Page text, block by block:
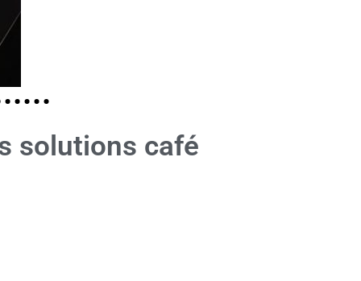
solutions café